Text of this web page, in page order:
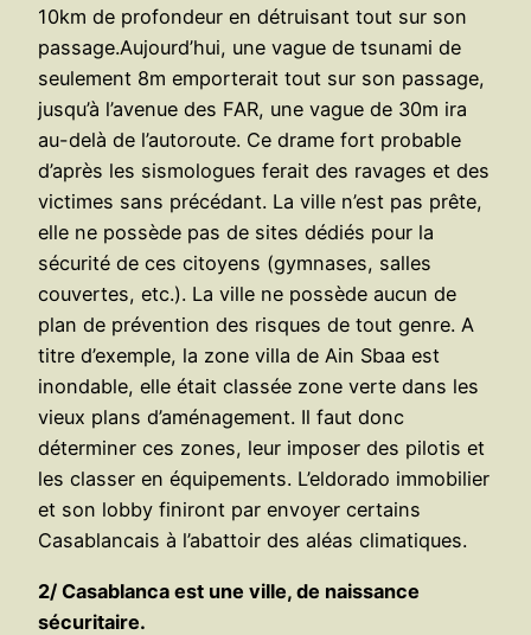
10km de profondeur en détruisant tout sur son
passage.Aujourd’hui, une vague de tsunami de
seulement 8m emporterait tout sur son passage,
jusqu’à l’avenue des FAR, une vague de 30m ira
au-delà de l’autoroute. Ce drame fort probable
d’après les sismologues ferait des ravages et des
victimes sans précédant. La ville n’est pas prête,
elle ne possède pas de sites dédiés pour la
sécurité de ces citoyens (gymnases, salles
couvertes, etc.). La ville ne possède aucun de
plan de prévention des risques de tout genre. A
titre d’exemple, la zone villa de Ain Sbaa est
inondable, elle était classée zone verte dans les
vieux plans d’aménagement. Il faut donc
déterminer ces zones, leur imposer des pilotis et
les classer en équipements. L’eldorado immobilier
et son lobby finiront par envoyer certains
Casablancais à l’abattoir des aléas climatiques.
2/ Casablanca est une ville, de naissance
sécuritaire.